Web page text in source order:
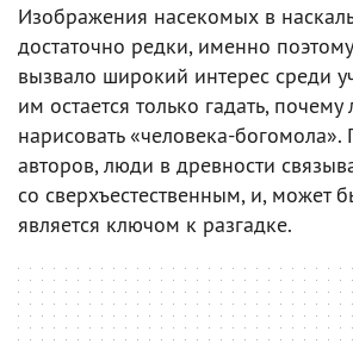
Изображения насекомых в
достаточно редки, именно
вызвало широкий интерес среди
им остается только гадать,
нарисовать «человека-
авторов, люди в древности
со сверхъестественным, и, может
является ключом к разгадке.